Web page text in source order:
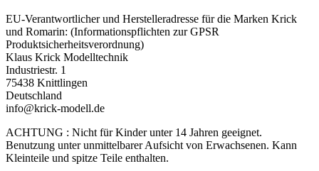
EU-Verantwortlicher und Herstelleradresse für die Marken Krick
und Romarin: (Informationspflichten zur GPSR
Produktsicherheitsverordnung)
Klaus Krick Modelltechnik
Industriestr. 1
75438 Knittlingen
Deutschland
info@krick-modell.de
ACHTUNG : Nicht für Kinder unter 14 Jahren geeignet.
Benutzung unter unmittelbarer Aufsicht von Erwachsenen. Kann
Kleinteile und spitze Teile enthalten.